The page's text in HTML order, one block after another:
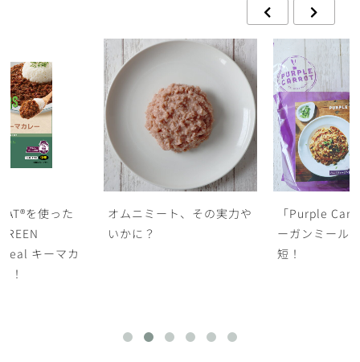
を使った
キーマカ
！
オムニミート、その実力や
いかに？
「Purple
ーガンミール
短！